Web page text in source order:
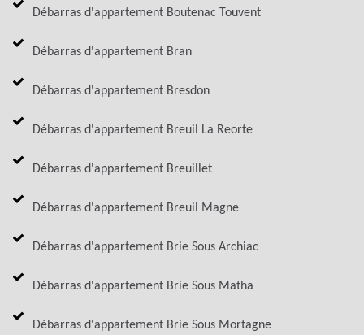
Débarras d'appartement Boutenac Touvent
Débarras d'appartement Bran
Débarras d'appartement Bresdon
Débarras d'appartement Breuil La Reorte
Débarras d'appartement Breuillet
Débarras d'appartement Breuil Magne
Débarras d'appartement Brie Sous Archiac
Débarras d'appartement Brie Sous Matha
Débarras d'appartement Brie Sous Mortagne